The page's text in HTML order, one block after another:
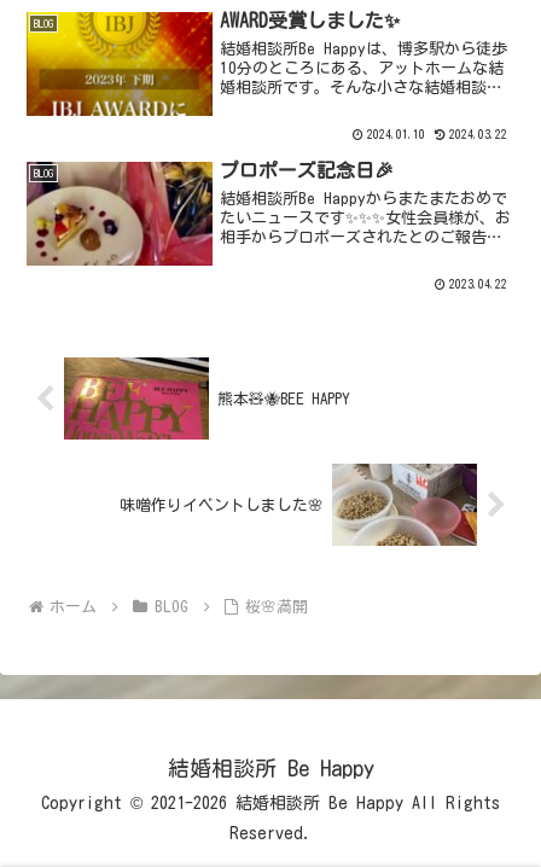
之助君の可愛らしくもたく...
BLOG AWARD受賞しました✨
結婚相談所Be Happyは、博多駅から徒歩
10分のところにある、アットホームな結
婚相談所です。そんな小さな結婚相談所
awardを受賞し続けており、今回2023年
きまし...
2024.01.10 2024.03.22
BLOG プロポーズ記念日🎉
結婚相談所Be Happyからまたまたおめで
たいニュースです✨✨✨女性会員様が、お
相手からプロポーズされたとのご報告が
せそうなお二人の笑顔と、大きな花束
と、メッセージ付きのスイーツ🍰のお写
2023.04.22
熊本🧸🐝BEE HAPPY
味噌作りイベントしました🌸
ホーム BLOG 桜🌸満開
結婚相談所 Be Happy
Copyright © 2021-2026 結婚相談所 Be Happy All Rights
Reserved.